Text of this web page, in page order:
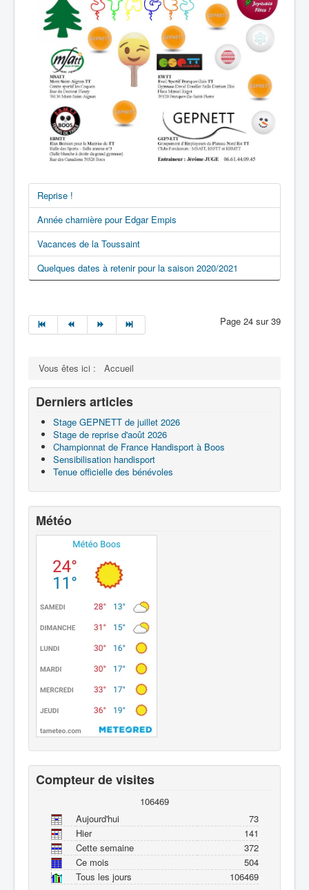
Reprise !
Année charnière pour Edgar Empis
Vacances de la Toussaint
Quelques dates à retenir pour la saison 2020/2021
Page 24 sur 39
Vous êtes ici : Accueil
Derniers articles
Stage GEPNETT de juillet 2026
Stage de reprise d'août 2026
Championnat de France Handisport à Boos
Sensibilisation handisport
Tenue officielle des bénévoles
Météo
Compteur de visites
106469
Aujourd'hui
73
Hier
141
Cette semaine
372
Ce mois
504
Tous les jours
106469